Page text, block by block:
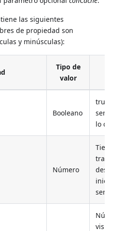
las siguientes
de propiedad son
y minúsculas):
Tipo de
valor
Booleano
true si
servidor
lo
Número
Tiempo
desde
inicio del
servidor
Número
visitas